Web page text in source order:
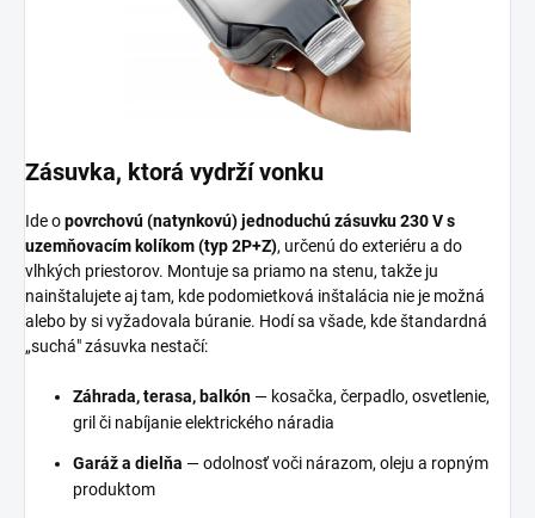
Zásuvka, ktorá vydrží vonku
Ide opovrchovú (natynkovú) jednoduchú zásuvku 230 V s
uzemňovacím kolíkom (typ 2P+Z), určenú do exteriéru a do
vlhkých priestorov. Montuje sa priamo na stenu, takže ju
nainštalujete aj tam, kde podomietková inštalácia nie je možná
alebo by si vyžadovala búranie. Hodí sa všade, kde štandardná
„suchá" zásuvka nestačí:
Záhrada, terasa, balkón — kosačka, čerpadlo, osvetlenie,
gril či nabíjanie elektrického náradia
Garáž a dielňa — odolnosť voči nárazom, oleju a ropným
produktom